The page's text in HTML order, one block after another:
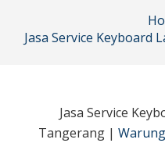
Jasa Service Keyboard
Jasa Service
Tangerang |